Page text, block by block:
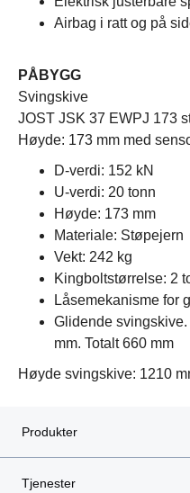
Airbag i ratt og på
PÅBYGG
Svingskive
JOST JSK 37 EWPJ 173
Høyde: 173 mm med
D-verdi: 152 kN
U-verdi: 20 tonn
Høyde: 173 mm
Materiale: Støpejern
Vekt: 242 kg
Kingboltstørrelse: 2
Låsemekanisme for
Glidende
mm. Totalt 660 mm
Høyde svingskive: 1210
Produkter
Tjenester